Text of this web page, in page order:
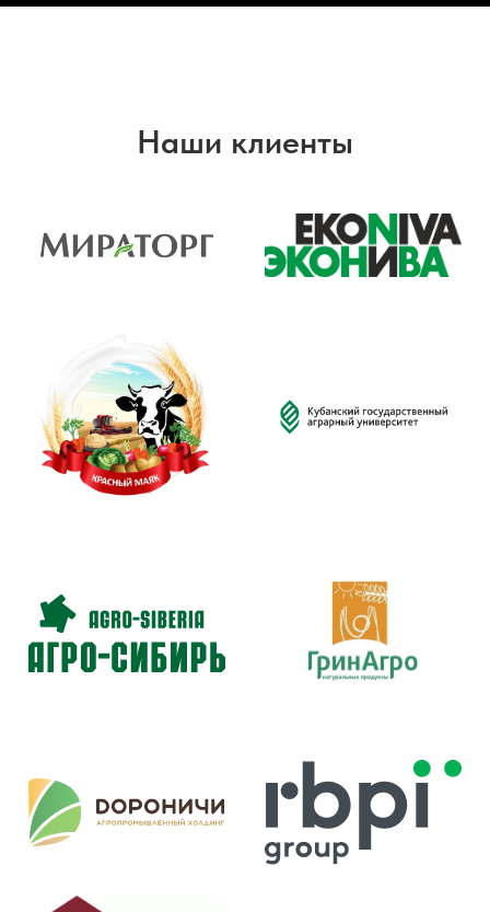
Наши клиенты